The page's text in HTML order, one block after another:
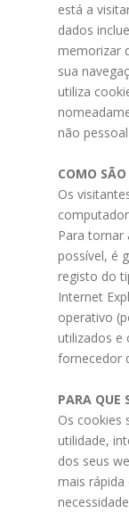
está a
dados
memorizar
sua
utiliza
não
COMO
Os
Para tornar
possível, é
registo do
Internet
operativo
utilizados e
fornecedor
PARA QUE
Os cookies
utilidade,
dos seus
mais rápida